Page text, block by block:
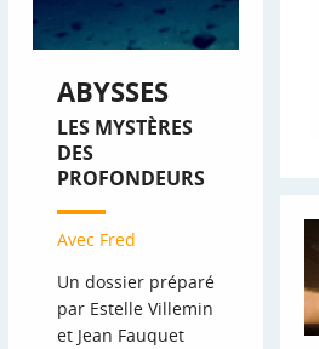
ABYSSES
LES MYSTÈRES
DES
PROFONDEURS
Avec Fred
Un dossier préparé
par Estelle Villemin
et Jean Fauquet